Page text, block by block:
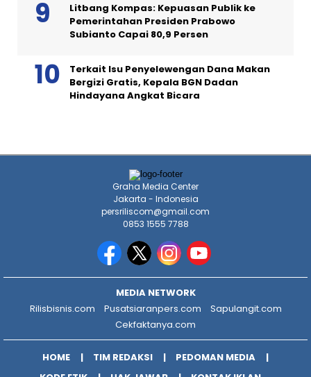
Litbang Kompas: Kepuasan Publik ke
Pemerintahan Presiden Prabowo
Subianto Capai 80,9 Persen
Terkait Isu Penyelewengan Dana Makan
Bergizi Gratis, Kepala BGN Dadan
Hindayana Angkat Bicara
Graha Media Center
Jakarta - Indonesia
persriliscom@gmail.com
0853 1555 7788
MEDIA NETWORK
Rilisbisnis.com
Pusatsiaranpers.com
Sapulangit.com
Cekfaktanya.com
HOME TIM REDAKSI
PEDOMAN MEDIA